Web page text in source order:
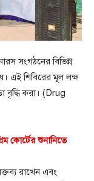
সংগঠনের বিভিন্ন
এই শিবিরের মূল লক্ষ
বৃদ্ধি করা। (Drug
কোর্টের শুনানিতে
রাখেন এবং